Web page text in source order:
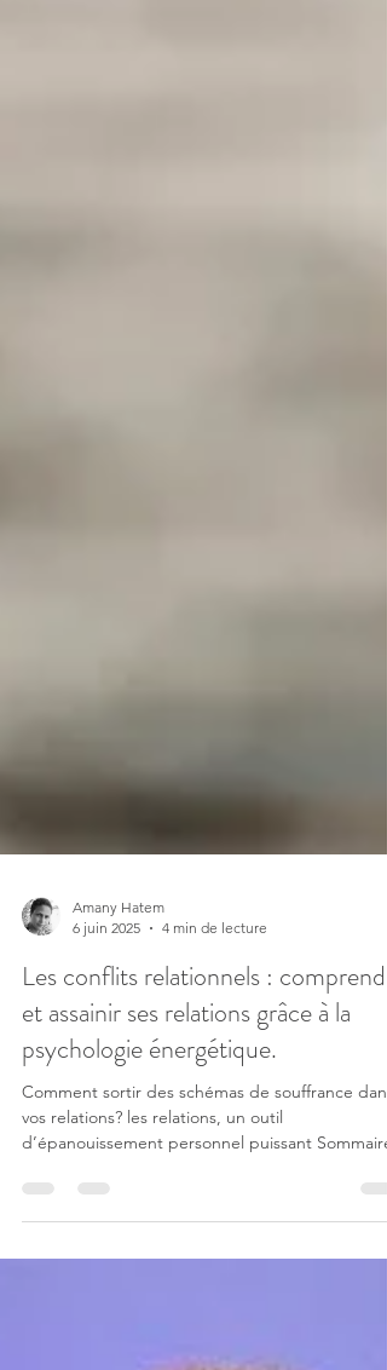
6 juin 2025
4 min de lecture
Les conflits relationnels : comprendre
et assainir ses relations grâce à la
psychologie énergétique.
Comment sortir des schémas de souffrance dans
d’épanouissement personnel puissant